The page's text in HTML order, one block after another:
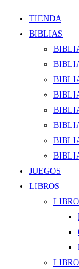
TIENDA
BIBLIAS
JUEGOS
LIBROS